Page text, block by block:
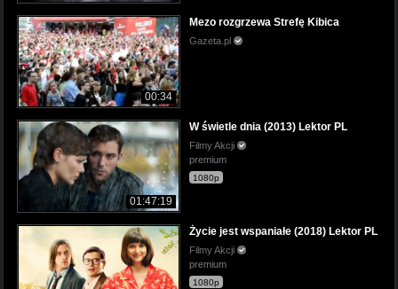
00:34
Mezo rozgrzewa Strefę Kibica
Gazeta.pl
01:47:19
W świetle dnia (2013) Lektor PL
Filmy Akcji
premium
1080p
Życie jest wspaniałe (2018) Lektor PL
Filmy Akcji
premium
1080p